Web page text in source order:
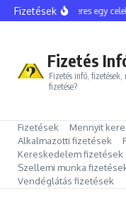
Ugrás a tartalomhoz
Fizetések
Mennyit keres egy
Fizetés
Fizetés infó, fizetések,
fizetése?
Fizetések Mennyit
Alkalmazotti fizetések
Kereskedelem fizetések
Szellemi munka
Vendéglátás fizetések